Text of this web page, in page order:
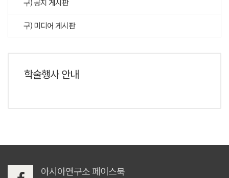
구) 공지 게시판
구) 미디어 게시판
학술행사 안내
아시아연구소 페이스북